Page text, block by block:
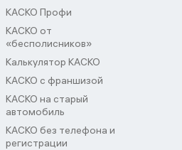
КАСКО Профи
КАСКО от
«бесполисников»
Калькулятор КАСКО
КАСКО с франшизой
КАСКО на старый
автомобиль
КАСКО без телефона и
регистрации